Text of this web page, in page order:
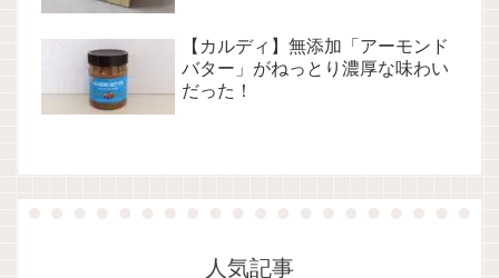
【カルディ】無添加「アーモンド
バター」がねっとり濃厚な味わい
だった！
人気記事